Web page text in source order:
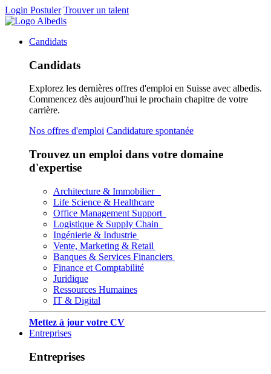
Login Postuler Trouver un talent
Candidats
Candidats
Explorez les dernières offres d'emploi en Suisse avec albedis.
Commencez dès aujourd'hui le prochain chapitre de votre
carrière.
Nos offres d'emploi Candidature spontanée
Trouvez un emploi dans votre domaine
d'expertise
Architecture & Immobilier
Life Science & Healthcare
Office Management Support
Logistique & Supply Chain
Ingénierie & Industrie
Vente, Marketing & Retail
Banques & Services Financiers
Finance et Comptabilité
Juridique
Ressources Humaines
IT & Digital
Mettez à jour votre CV
Entreprises
Entreprises